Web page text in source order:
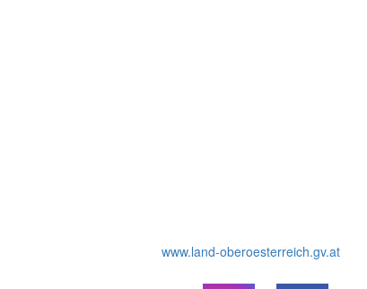
www.land-oberoesterreich.gv.at